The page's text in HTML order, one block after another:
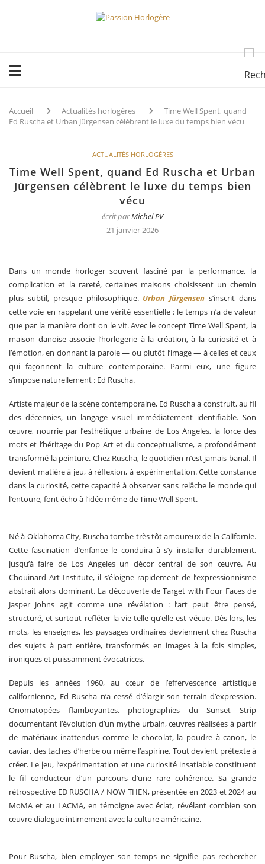
Accueil Actualités horlogères
Time Well Spent, quand
Ed Ruscha et Urban Jürgensen célèbrent le luxe du temps bien vécu
ACTUALITÉS HORLOGÈRES
Time Well Spent, quand Ed Ruscha et Urban
Jürgensen célèbrent le luxe du temps bien
vécu
écrit parMichel PV
21 janvier 2026
Dans un monde horloger souvent fasciné par la performance, la
complication et la rareté, certaines maisons choisissent un chemin
plus subtil, presque philosophique. Urban Jürgensen s’inscrit dans
cette voie en rappelant une vérité essentielle : le temps n’a de valeur
que par la manière dont on le vit. Avec le concept Time Well Spent, la
maison danoise associe l’horlogerie à la création, à la curiosité et à
l’émotion, en donnant la parole — ou plutôt l’image — à celles et ceux
qui façonnent la culture contemporaine. Parmi eux, une figure
s’impose naturellement : Ed Ruscha.
Artiste majeur de la scène contemporaine, Ed Ruscha a construit, au fil
des décennies, un langage visuel immédiatement identifiable. Son
œuvre, nourrie par l’esthétique urbaine de Los Angeles, la force des
mots et l’héritage du Pop Art et du conceptualisme, a profondément
transformé la peinture. Chez Ruscha, le quotidien n’est jamais banal. Il
devient matière à jeu, à réflexion, à expérimentation. Cette constance
dans la curiosité, cette capacité à observer sans relâche le monde qui
l’entoure, font écho à l’idée même de Time Well Spent.
Né à Oklahoma City, Ruscha tombe très tôt amoureux de la Californie.
Cette fascination d’enfance le conduira à s’y installer durablement,
jusqu’à faire de Los Angeles un décor central de son œuvre. Au
Chouinard Art Institute, il s’éloigne rapidement de l’expressionnisme
abstrait alors dominant. La découverte de Target with Four Faces de
Jasper Johns agit comme une révélation : l’art peut être pensé,
structuré, et surtout refléter la vie telle qu’elle est vécue. Dès lors, les
mots, les enseignes, les paysages ordinaires deviennent chez Ruscha
des sujets à part entière, transformés en images à la fois simples,
ironiques et puissamment évocatrices.
Depuis les années 1960, au cœur de l’effervescence artistique
californienne, Ed Ruscha n’a cessé d’élargir son terrain d’expression.
Onomatopées flamboyantes, photographies du Sunset Strip
documentant l’évolution d’un mythe urbain, œuvres réalisées à partir
de matériaux inattendus comme le chocolat, la poudre à canon, le
caviar, des taches d’herbe ou même l’aspirine. Tout devient prétexte à
créer. Le jeu, l’expérimentation et une curiosité insatiable constituent
le fil conducteur d’un parcours d’une rare cohérence. Sa grande
rétrospective ED RUSCHA / NOW THEN, présentée en 2023 et 2024 au
MoMA et au LACMA, en témoigne avec éclat, révélant combien son
œuvre dialogue intimement avec la culture américaine.
Pour Ruscha, bien employer son temps ne signifie pas rechercher